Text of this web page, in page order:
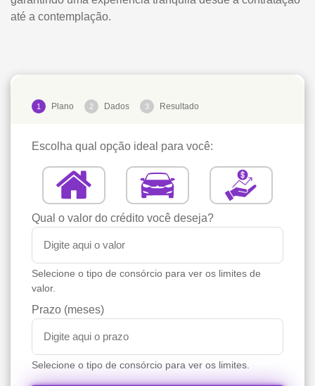
até a contemplação.
1 Plano 2 Dados 3 Resultado
Escolha qual opção ideal para você:
Qual o valor do crédito você deseja?
Selecione o tipo de consórcio para ver os limites de
valor.
Prazo (meses)
Selecione o tipo de consórcio para ver os limites.